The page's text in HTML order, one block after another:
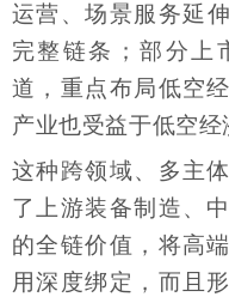
运营、场景服务延
完整链条；部分上
道，重点布局低空
产业也受益于低空经
这种跨领域、多主
了上游装备制造、
的全链价值，将高
用深度绑定，而且